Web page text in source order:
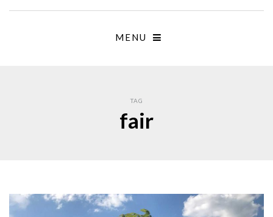
MENU
TAG
fair